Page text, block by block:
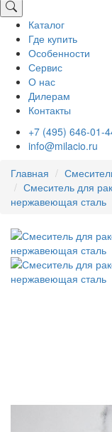
Каталог
Где купить
Особенности
Сервис
О нас
Дилерам
Контакты
+7 (495) 646-01-
info@milacio.ru
Главная
Смеситель для
нержавеющая сталь